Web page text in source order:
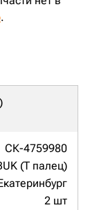
.
СК-4759980
(Т палец)
2 шт